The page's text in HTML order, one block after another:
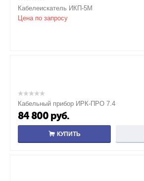
Кабелеискатель ИКП-5М
Цена по запросу
Кабельный прибор ИРК-ПРО 7.4
84 800 руб.
КУПИТЬ